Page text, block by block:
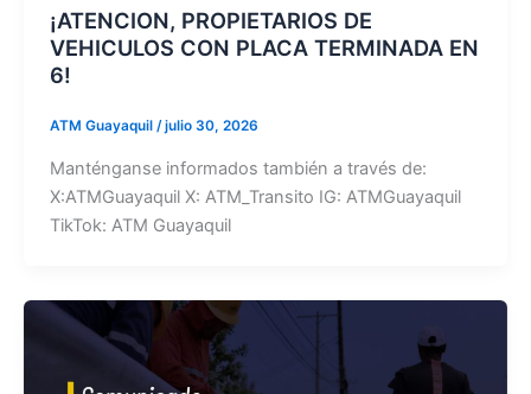
¡ATENCION, PROPIETARIOS DE
VEHICULOS CON PLACA TERMINADA EN
6!
ATM Guayaquil /julio 30, 2026
Manténganse informados también a través de:
X:ATMGuayaquil X: ATM_Transito IG: ATMGuayaquil
TikTok: ATM Guayaquil